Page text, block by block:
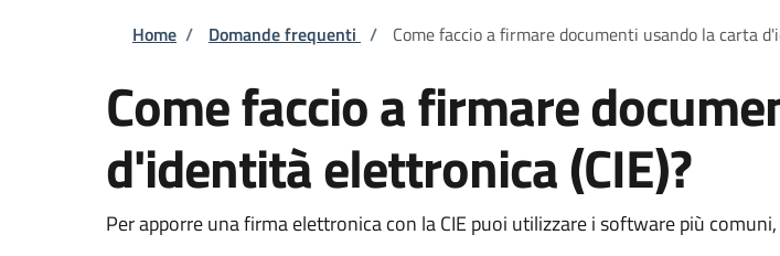
Briciole di pane
Home / Domande frequenti / Come faccio a firmare documenti usando la carta
Come faccio a firmare
d'identità elettronica (CIE)?
Per apporre una firma elettronica con la CIE puoi utilizzare i software più